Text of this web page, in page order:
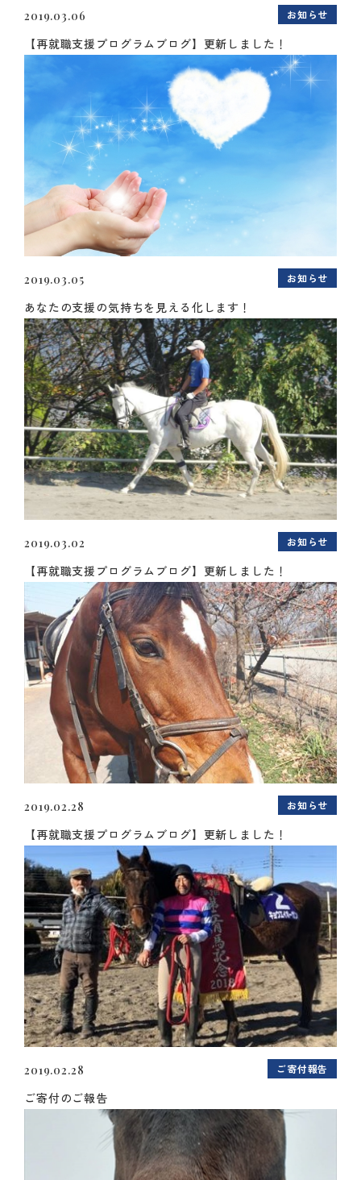
2019.03.06 お知らせ
【再就職支援プログラムブログ】更新しました！
2019.03.05 お知らせ
あなたの支援の気持ちを見える化します！
2019.03.02 お知らせ
【再就職支援プログラムブログ】更新しました！
2019.02.28 お知らせ
【再就職支援プログラムブログ】更新しました！
2019.02.28 ご寄付報告
ご寄付のご報告